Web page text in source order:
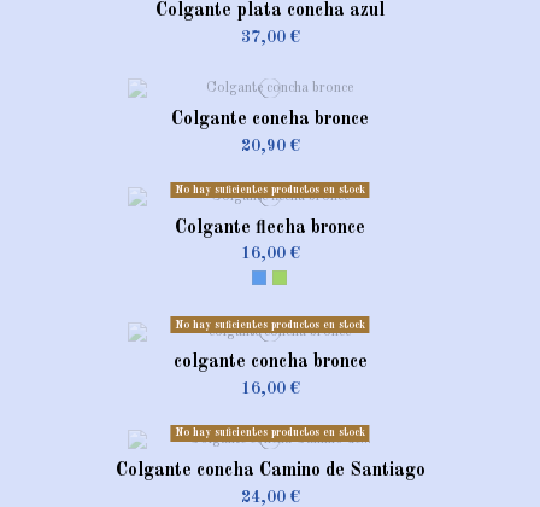
Colgante plata concha azul
37,00 €
Colgante concha bronce
20,90 €
No hay suficientes productos en stock
Colgante flecha bronce
16,00 €
AzulVerde
No hay suficientes productos en stock
colgante concha bronce
16,00 €
No hay suficientes productos en stock
Colgante concha Camino de Santiago
24,00 €